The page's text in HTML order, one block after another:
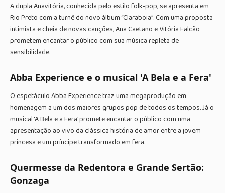
A dupla Anavitória, conhecida pelo estilo folk-pop, se apresenta em
Rio Preto com a turnê do novo álbum “Claraboia”. Com uma proposta
intimista e cheia de novas canções, Ana Caetano e Vitória Falcão
prometem encantar o público com sua música repleta de
sensibilidade.
Abba Experience e o musical 'A Bela e a Fera'
O espetáculo Abba Experience traz uma megaprodução em
homenagem a um dos maiores grupos pop de todos os tempos. Já o
musical ‘A Bela e a Fera’ promete encantar o público com uma
apresentação ao vivo da clássica história de amor entre a jovem
princesa e um príncipe transformado em fera.
Quermesse da Redentora e Grande Sertão:
Gonzaga